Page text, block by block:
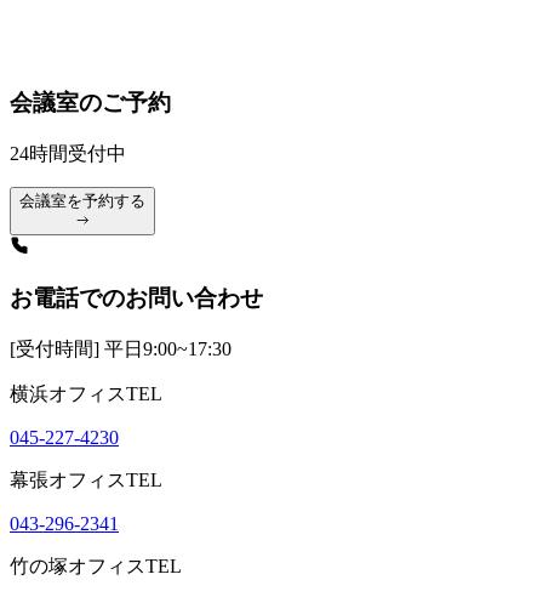
会議室のご予約
24時間受付中
会議室を予約する
お電話でのお問い合わせ
[受付時間] 平日9:00~17:30
横浜オフィスTEL
045-227-4230
幕張オフィスTEL
043-296-2341
竹の塚オフィスTEL